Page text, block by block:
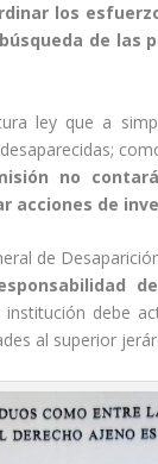
los
de las
ley que a
no
acciones de
de
debe
al superior